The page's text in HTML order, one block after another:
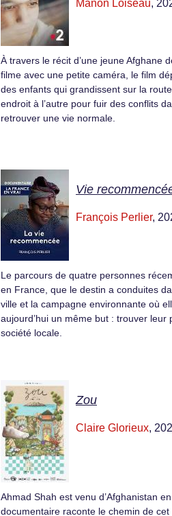
Manon Loiseau,
À travers le récit d’une jeune Afghane
filme avec une petite caméra, le film
des enfants qui grandissent sur la
endroit à l’autre pour fuir des conflits
retrouver une vie normale.
Vie
François Perlier,
Le parcours de quatre personnes
en France, que le destin a conduites
ville et la campagne environnante où
aujourd’hui un même but : trouver leur
société locale.
Zou
Claire Glorieux,
Ahmad Shah est venu d’Afghanistan
documentaire raconte le chemin de